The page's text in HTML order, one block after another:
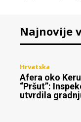
Najnovije
Hrvatska
Afera oko
“Pršut”:
utvrdila